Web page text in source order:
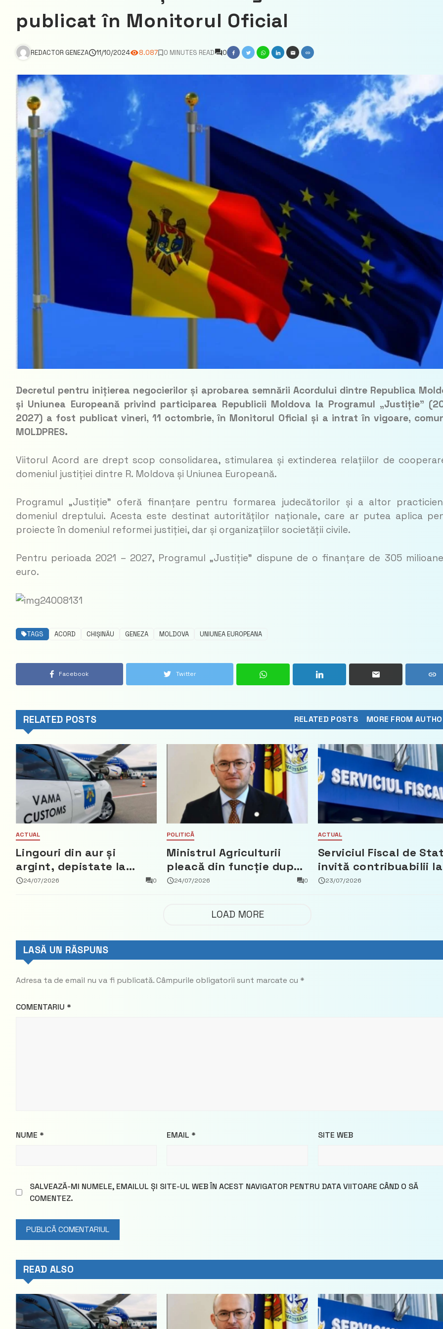
publicat în Monitorul Oficial
REDACTOR GENEZA 11/10/2024 8.087 0 MINUTES READ 0
Decretul pentru inițierea negocierilor și aprobarea semnării Acordului dintre Republica
și Uniunea Europeană privind participarea Republicii Moldova la Programul „Justiție”
2027) a fost publicat vineri, 11 octombrie, în Monitorul Oficial și a intrat în vigoare,
MOLDPRES.
Viitorul Acord are drept scop consolidarea, stimularea și extinderea relațiilor de
domeniul justiției dintre R. Moldova și Uniunea Europeană.
Programul „Justiție” oferă finanțare pentru formarea judecătorilor și a altor
domeniul dreptului. Acesta este destinat autorităților naționale, care ar putea aplica
proiecte în domeniul reformei justiției, dar și organizațiilor societății civile.
Pentru perioada 2021 – 2027, Programul „Justiție” dispune de o finanțare de 305
euro.
TAGS ACORD CHIȘINĂU GENEZA MOLDOVA UNIUNEA EUROPEANA
Facebook Twitter
RELATED POSTS RELATED POSTS MORE FROM
ACTUAL
Lingouri din aur și
argint, depistate la
vama Aeroport
24/07/2026 0
POLITICĂ
Ministrul Agriculturii
pleacă din funcție după
ce a negat că a făcut
Democrat
24/07/2026 0
ACTUAL
Serviciul Fiscal de
invită contribuabilii la
un webinar gratuit
23/07/2026
LOAD MORE
LASĂ UN RĂSPUNS
Adresa ta de email nu va fi publicată.Câmpurile obligatorii sunt marcate cu *
COMENTARIU *
NUME * EMAIL * SITE WEB
SALVEAZĂ-MI NUMELE, EMAILUL ȘI SITE-UL WEB ÎN ACEST NAVIGATOR PENTRU DATA VIITOARE CÂND O SĂ
COMENTEZ.
READ ALSO